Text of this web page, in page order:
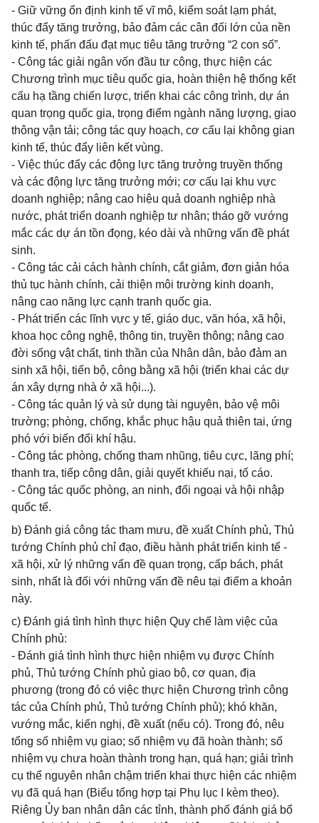
- Giữ vững ổn định kinh tế vĩ mô, kiểm soát lạm phát,
thúc đẩy tăng trưởng, bảo đảm các cân đối lớn của nền
kinh tế, phấn đấu đạt mục tiêu tăng trưởng “2 con số”.
- Công tác giải ngân vốn đầu tư công, thực hiện các
Chương trình mục tiêu quốc gia, hoàn thiện hệ thống kết
cấu hạ tầng chiến lược, triển khai các công trình, dự án
quan trọng quốc gia, trọng điểm ngành năng lượng, giao
thông vận tải; công tác quy hoạch, cơ cấu lại không gian
kinh tế, thúc đẩy liên kết vùng.
- Việc thúc đẩy các động lực tăng trưởng truyền thống
và các động lực tăng trưởng mới; cơ cấu lại khu vực
doanh nghiệp; nâng cao hiệu quả doanh nghiệp nhà
nước, phát triển doanh nghiệp tư nhân; tháo gỡ vướng
mắc các dự án tồn đọng, kéo dài và những vấn đề phát
sinh.
- Công tác cải cách hành chính, cắt giảm, đơn giản hóa
thủ tục hành chính, cải thiện môi trường kinh doanh,
nâng cao năng lực cạnh tranh quốc gia.
- Phát triển các lĩnh vực y tế, giáo dục, văn hóa, xã hội,
khoa học công nghệ, thông tin, truyền thông; nâng cao
đời sống vật chất, tinh thần của Nhân dân, bảo đảm an
sinh xã hội, tiến bộ, công bằng xã hội (triển khai các dự
án xây dựng nhà ở xã hội...).
- Công tác quản lý và sử dụng tài nguyên, bảo vệ môi
trường; phòng, chống, khắc phục hậu quả thiên tai, ứng
phó với biến đổi khí hậu.
- Công tác phòng, chống tham nhũng, tiêu cực, lãng phí;
thanh tra, tiếp công dân, giải quyết khiếu nại, tố cáo.
- Công tác quốc phòng, an ninh, đối ngoại và hội nhập
quốc tế.
b) Đánh giá công tác tham mưu, đề xuất Chính phủ, Thủ
tướng Chính phủ chỉ đạo, điều hành phát triển kinh tế -
xã hội, xử lý những vấn đề quan trọng, cấp bách, phát
sinh, nhất là đối với những vấn đề nêu tại điểm a khoản
này.
c) Đánh giá tình hình thực hiện Quy chế làm việc của
Chính phủ:
- Đánh giá tình hình thực hiện nhiệm vụ được Chính
phủ, Thủ tướng Chính phủ giao bộ, cơ quan, địa
phương (trong đó có việc thực hiện Chương trình công
tác của Chính phủ, Thủ tướng Chính phủ); khó khăn,
vướng mắc, kiến nghị, đề xuất (nếu có). Trong đó, nêu
tổng số nhiệm vụ giao; số nhiệm vụ đã hoàn thành; số
nhiệm vụ chưa hoàn thành trong hạn, quá hạn; giải trình
cụ thể nguyên nhân chậm triển khai thực hiện các nhiệm
vụ đã quá hạn (Biểu tổng hợp tại Phụ lục I kèm theo).
Riêng Ủy ban nhân dân các tỉnh, thành phố đánh giá bổ